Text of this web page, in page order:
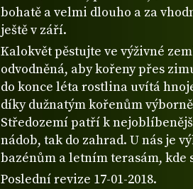
bohatě a velmi dlouho a za
ještě v září.
Kalokvět pěstujte ve výživné
odvodněná, aby kořeny přes
do konce léta rostlina uvítá
díky dužnatým kořenům
Středozemí patří k
nádob, tak do zahrad. U nás je
bazénům a letním terasám, kde
Poslední revize 17-01-2018.